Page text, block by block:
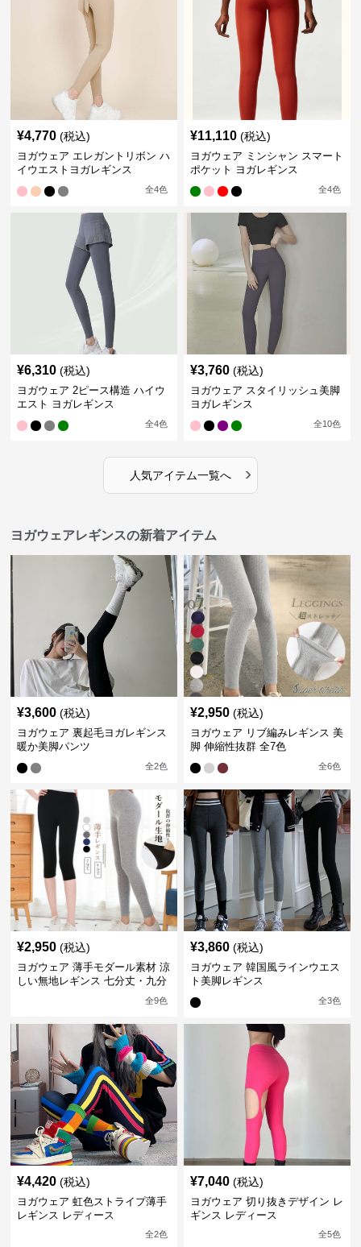
¥4,770 (税込)
ヨガウェア エレガントリボン ハ
イウエストヨガレギンス
全4色
¥11,110 (税込)
ヨガウェア ミンシャン スマート
ポケット ヨガレギンス
全4色
¥6,310 (税込)
ヨガウェア 2ピース構造 ハイウ
エスト ヨガレギンス
全4色
¥3,760 (税込)
ヨガウェア スタイリッシュ美脚
ヨガレギンス
全10色
人気アイテム一覧へ ›
ヨガウェアレギンスの新着アイテム
¥3,600 (税込)
ヨガウェア 裏起毛ヨガレギンス
暖か美脚パンツ
全2色
¥2,950 (税込)
ヨガウェア リブ編みレギンス 美
脚 伸縮性抜群 全7色
全6色
¥2,950 (税込)
ヨガウェア 薄手モダール素材 涼
しい無地レギンス 七分丈・九分
全9色
¥3,860 (税込)
ヨガウェア 韓国風ラインウエス
ト美脚レギンス
全3色
¥4,420 (税込)
ヨガウェア 虹色ストライプ薄手
レギンス レディース
全2色
¥7,040 (税込)
ヨガウェア 切り抜きデザイン レ
ギンス レディース
全5色